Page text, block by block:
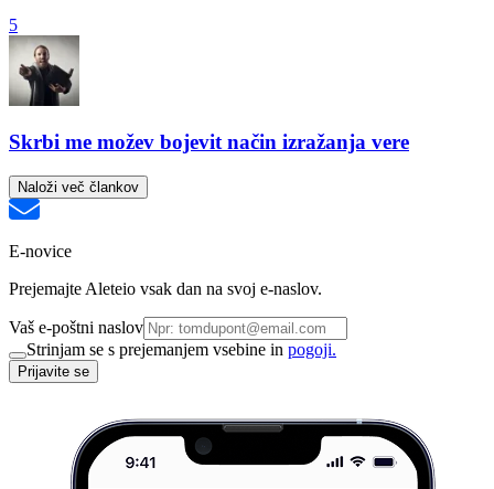
5
Skrbi me možev bojevit način izražanja vere
Naloži več člankov
E-novice
Prejemajte Aleteio vsak dan na svoj e-naslov.
Vaš e-poštni naslov
Strinjam se s prejemanjem vsebine in pogoji.
Prijavite se